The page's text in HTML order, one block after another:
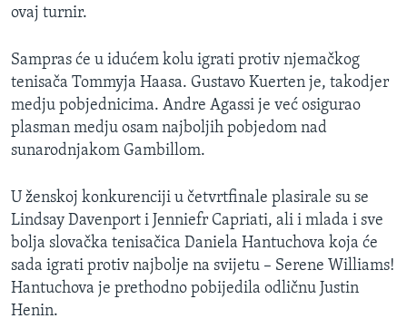
PRATITE NAS
ovaj turnir.
Sampras će u idućem kolu igrati protiv njemačkog
tenisača Tommyja Haasa. Gustavo Kuerten je, takodjer
medju pobjednicima. Andre Agassi je već osigurao
plasman medju osam najboljih pobjedom nad
sunarodnjakom Gambillom.
U ženskoj konkurenciji u četvrtfinale plasirale su se
Lindsay Davenport i Jenniefr Capriati, ali i mlada i sve
bolja slovačka tenisačica Daniela Hantuchova koja će
sada igrati protiv najbolje na svijetu – Serene Williams!
Hantuchova je prethodno pobijedila odličnu Justin
Henin.